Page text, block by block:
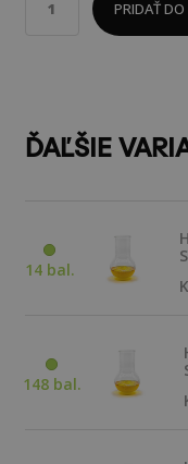
PRIDAŤ
ĎAĽŠIE
14 bal.
148 bal.